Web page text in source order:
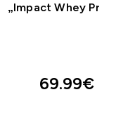
„Impact Whey
69.99€‎